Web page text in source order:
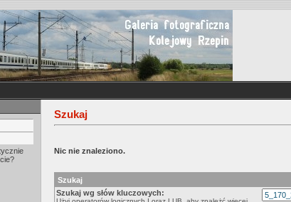
Szukaj
Nic nie znaleziono.
Szukaj
Szukaj wg słów kluczowych: